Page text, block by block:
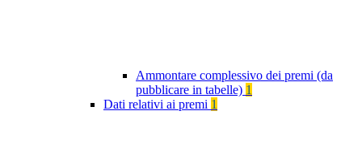
Ammontare complessivo dei premi (da
pubblicare in tabelle) 1
Dati relativi ai premi 1